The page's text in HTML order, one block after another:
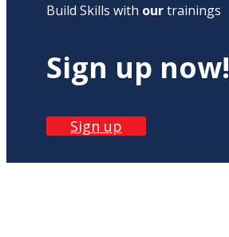
Build Skills with ourtrainings
Sign up now!
Sign up